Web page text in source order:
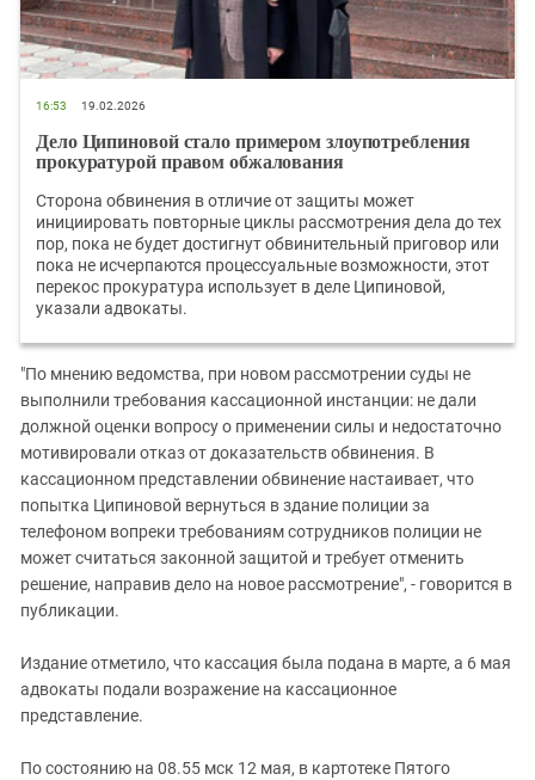
16:53 19.02.2026
Дело Ципиновой стало примером злоупотребления
прокуратурой правом обжалования
Сторона обвинения в отличие от защиты может
инициировать повторные циклы рассмотрения дела до тех
пор, пока не будет достигнут обвинительный приговор или
пока не исчерпаются процессуальные возможности, этот
перекос прокуратура использует в деле Ципиновой,
указали адвокаты.
"По мнению ведомства, при новом рассмотрении суды не
выполнили требования кассационной инстанции: не дали
должной оценки вопросу о применении силы и недостаточно
мотивировали отказ от доказательств обвинения. В
кассационном представлении обвинение настаивает, что
попытка Ципиновой вернуться в здание полиции за
телефоном вопреки требованиям сотрудников полиции не
может считаться законной защитой и требует отменить
решение, направив дело на новое рассмотрение", - говорится в
публикации.
Издание отметило, что кассация была подана в марте, а 6 мая
адвокаты подали возражение на кассационное
представление.
По состоянию на 08.55 мск 12 мая, в картотеке Пятого